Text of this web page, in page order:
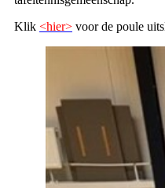
Klik <hier> voor de poule